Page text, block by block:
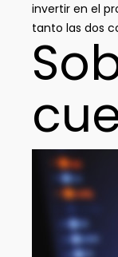
invertir en el
tanto las dos